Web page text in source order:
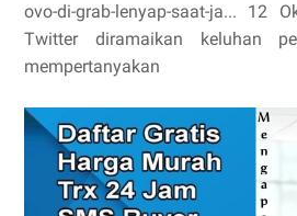
ovo-di-grab-lenyap-saat-ja... 12
Twitter diramaikan keluhan
mempertanyakan